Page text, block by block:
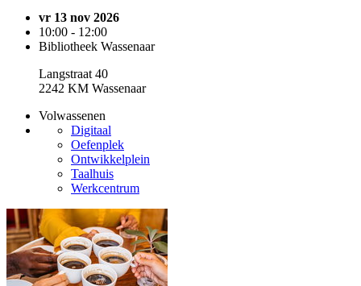
vr 13 nov 2026
10:00 - 12:00
Bibliotheek Wassenaar
Langstraat 40
2242 KM Wassenaar
Volwassenen
Digitaal
Oefenplek
Ontwikkelplein
Taalhuis
Werkcentrum